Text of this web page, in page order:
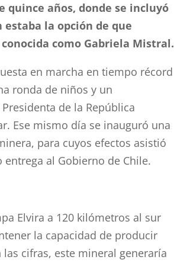
quince años, donde se incluyó
la opción de que
como Gabriela Mistral.
en marcha en tiempo récord
ronda de niños y un
de la República
Ese mismo día se inauguró una
para cuyos efectos asistió
al Gobierno de Chile.
Elvira a 120 kilómetros al sur
la capacidad de producir
cifras, este mineral generaría